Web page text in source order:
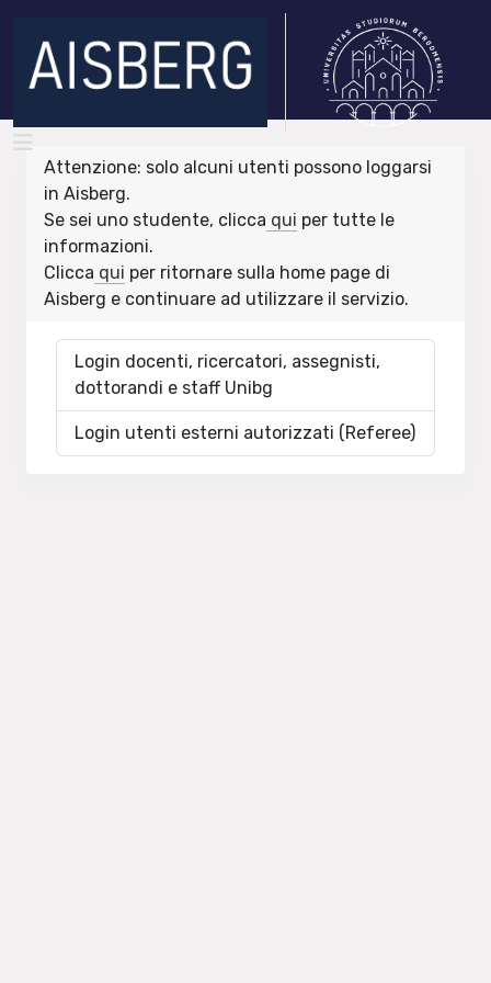
Attenzione: solo alcuni utenti possono loggarsi
in Aisberg.
Se sei uno studente, clicca qui per tutte le
informazioni.
Clicca qui per ritornare sulla home page di
Aisberg e continuare ad utilizzare il servizio.
Login docenti, ricercatori, assegnisti,
dottorandi e staff Unibg
Login utenti esterni autorizzati (Referee)